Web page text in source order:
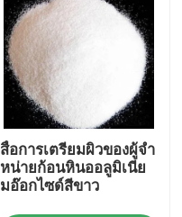
สื่อการเตรียมผิวของผู้จํา
หน่ายก้อนหินออลูมิเนีย
มอ๊อกไซด์สีขาว